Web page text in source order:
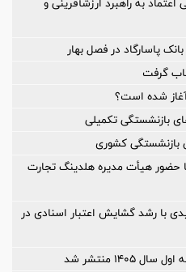
گرفت
آغاز شده است؟
بازنشستگی تکمیلی
بازنشستگی کشوری
حضور هیأت‌ مدیره هلدینگ تجارت
با رشد گشایش اعتبار اسنادی در
منتشر شد